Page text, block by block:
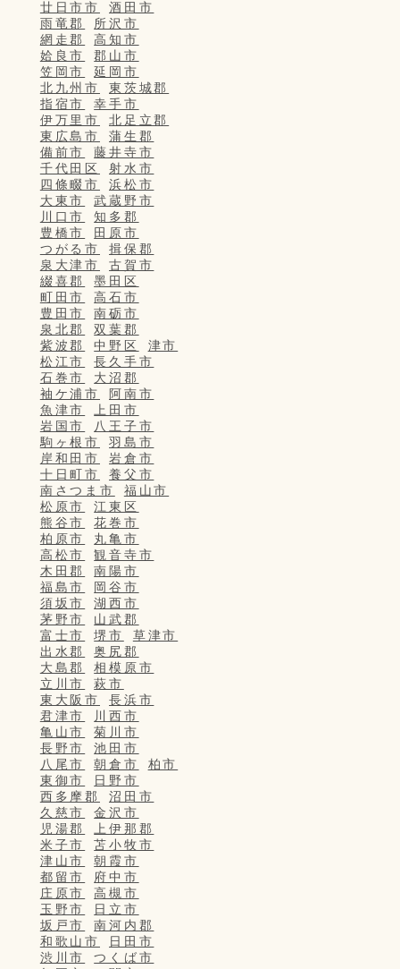
廿日市市
酒田市
雨竜郡
所沢市
網走郡
高知市
姶良市
郡山市
笠岡市
延岡市
北九州市
東茨城郡
指宿市
幸手市
伊万里市
北足立郡
東広島市
蒲生郡
備前市
藤井寺市
千代田区
射水市
四條畷市
浜松市
大東市
武蔵野市
川口市
知多郡
豊橋市
田原市
つがる市
揖保郡
泉大津市
古賀市
綴喜郡
墨田区
町田市
高石市
豊田市
南砺市
泉北郡
双葉郡
紫波郡
中野区
津市
松江市
長久手市
石巻市
大沼郡
袖ケ浦市
阿南市
魚津市
上田市
岩国市
八王子市
駒ヶ根市
羽島市
岸和田市
岩倉市
十日町市
養父市
南さつま市
福山市
松原市
江東区
熊谷市
花巻市
柏原市
丸亀市
高松市
観音寺市
木田郡
南陽市
福島市
岡谷市
須坂市
湖西市
茅野市
山武郡
富士市
堺市
草津市
出水郡
奥尻郡
大島郡
相模原市
立川市
萩市
東大阪市
長浜市
君津市
川西市
亀山市
菊川市
長野市
池田市
八尾市
朝倉市
柏市
東御市
日野市
西多摩郡
沼田市
久慈市
金沢市
児湯郡
上伊那郡
米子市
苫小牧市
津山市
朝霞市
都留市
府中市
庄原市
高槻市
玉野市
日立市
坂戸市
南河内郡
和歌山市
日田市
渋川市
つくば市